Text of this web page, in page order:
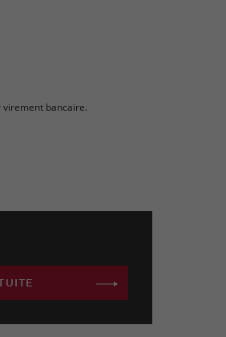
virement bancaire.